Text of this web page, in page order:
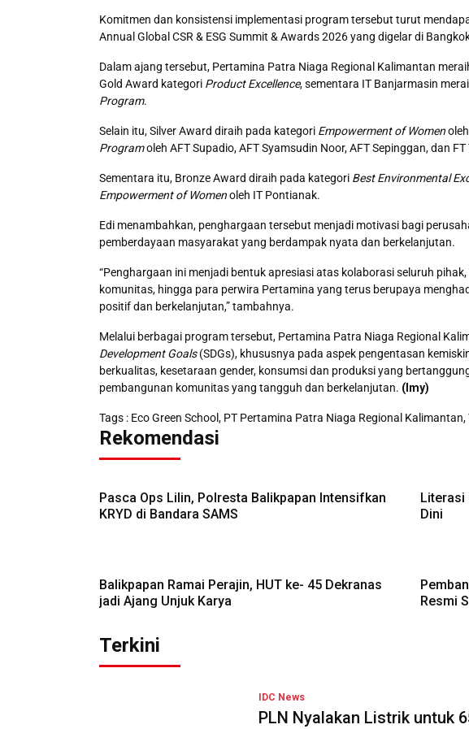
Komitmen dan konsistensi implementasi program tersebut turut
Annual Global CSR & ESG Summit & Awards 2026 yang digelar di
Dalam ajang tersebut, Pertamina Patra Niaga Regional Kalimantan
Gold Award kategori Product Excellence, sementara IT Banjarmasin
Program.
Selain itu, Silver Award diraih pada kategori Empowerment of Women
Programoleh AFT Supadio, AFT Syamsudin Noor, AFT Sepinggan, dan FT
Sementara itu, Bronze Award diraih pada kategori Best Environmental
Empowerment of Womenoleh IT Pontianak.
Edi menambahkan, penghargaan tersebut menjadi motivasi bagi
pemberdayaan masyarakat yang berdampak nyata dan berkelanjutan.
“Penghargaan ini menjadi bentuk apresiasi atas kolaborasi seluruh
komunitas, hingga para perwira Pertamina yang terus berupaya
positif dan berkelanjutan,” tambahnya.
Melalui berbagai program tersebut, Pertamina Patra Niaga Regional
Development Goals(SDGs), khususnya pada aspek pengentasan
berkualitas, kesetaraan gender, konsumsi dan produksi yang
pembangunan komunitas yang tangguh dan berkelanjutan. (Imy)
Tags : Eco Green School, PT Pertamina Patra Niaga Regional Kalimantan,
Rekomendasi
Pasca Ops Lilin, Polresta Balikpapan Intensifkan
KRYD di Bandara SAMS
Literasi
Dini
Balikpapan Ramai Perajin, HUT ke- 45 Dekranas
jadi Ajang Unjuk Karya
Resmi
Terkini
IDC News
PLN Nyalakan Listrik untuk